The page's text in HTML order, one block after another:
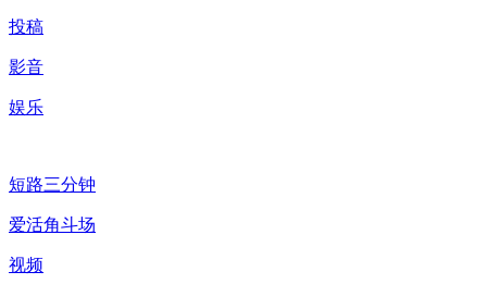
投稿
影音
娱乐
短路三分钟
爱活角斗场
视频